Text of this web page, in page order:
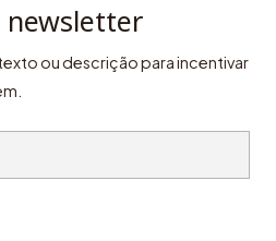
newsletter
ou descrição para incentivar